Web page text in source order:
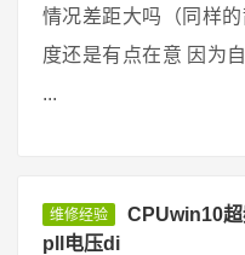
情况差距大吗（同样
度还是有点在意 因为
...
维修经验
CPUwin10超
pll电压di